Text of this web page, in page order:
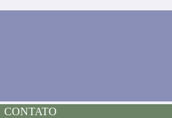
CONTATO